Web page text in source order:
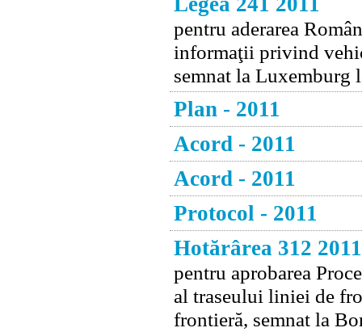
pentru aderarea
informaţii privind
semnat la Luxemburg
Plan - 2011
Acord - 2011
Acord - 2011
Protocol - 2011
Hotărârea 312 2011
pentru aprobarea
al traseului liniei de
frontieră, semnat la